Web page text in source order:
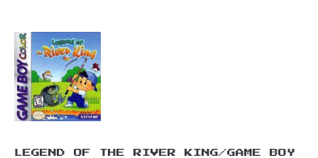
LEGEND OF THE RIVER KING/GAME BOY